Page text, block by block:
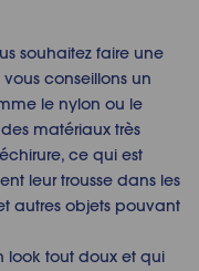
souhaitez faire une
conseillons un
le nylon ou le
matériaux très
ce qui est
leur trousse dans les
autres objets pouvant
look tout doux et qui